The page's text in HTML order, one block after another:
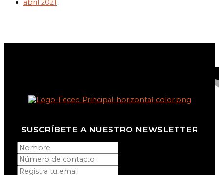
abril 2021
SUSCRÍBETE A NUESTRO NEWSLETTER